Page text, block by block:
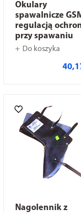
Okulary
spawalnicze
regulacją
przy spawaniu
Do koszyka
Nagolennik z